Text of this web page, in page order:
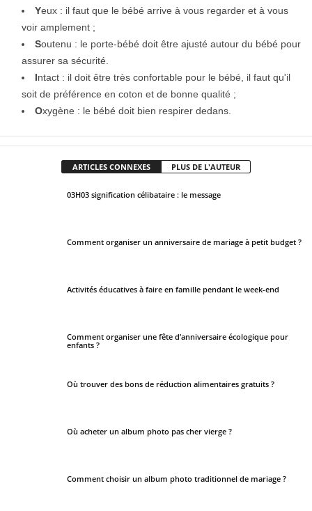
Yeux : il faut que le bébé arrive à vous regarder et à vous
voir amplement ;
Soutenu : le porte-bébé doit être ajusté autour du bébé pour
assurer sa sécurité.
Intact : il doit être très confortable pour le bébé, il faut qu'il
soit de préférence en coton et de bonne qualité ;
Oxygène : le bébé doit bien respirer dedans.
ARTICLES CONNEXES PLUS DE L'AUTEUR
03H03 signification célibataire : le message
Comment organiser un anniversaire de mariage à petit budget ?
Activités éducatives à faire en famille pendant le week-end
Comment organiser une fête d’anniversaire écologique pour
enfants ?
Où trouver des bons de réduction alimentaires gratuits ?
Où acheter un album photo pas cher vierge ?
Comment choisir un album photo traditionnel de mariage ?